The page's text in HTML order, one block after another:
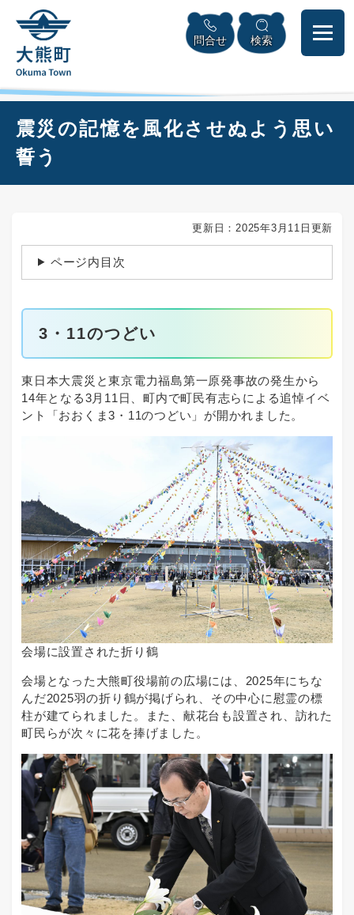
頭
メニューを飛ばして本文へ
問合せ 検索
震災の記憶を風化させぬよう思い
誓う
更新日：2025年3月11日更新
ページ内目次
3・11のつどい
東日本大震災と東京電力福島第一原発事故の発生から
14年となる3月11日、町内で町民有志らによる追悼イベ
ント「おおくま3・11のつどい」が開かれました。
会場に設置された折り鶴
会場となった大熊町役場前の広場には、2025年にちな
んだ2025羽の折り鶴が掲げられ、その中心に慰霊の標
柱が建てられました。また、献花台も設置され、訪れた
町民らが次々に花を捧げました。